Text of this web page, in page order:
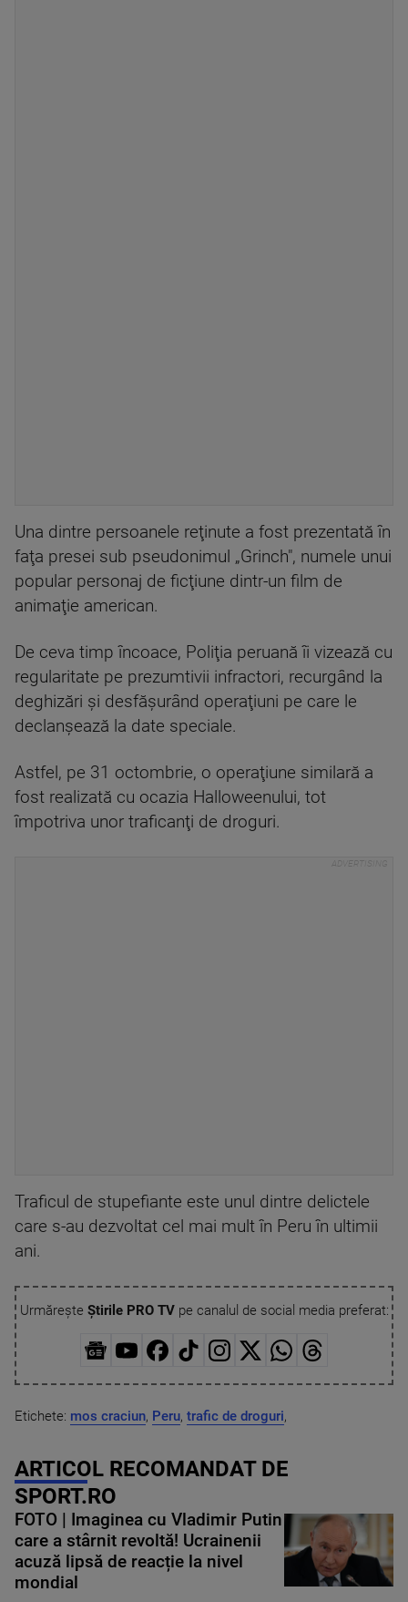
Una dintre persoanele reţinute a fost prezentată în
faţa presei sub pseudonimul „Grinch", numele unui
popular personaj de ficţiune dintr-un film de
animaţie american.
De ceva timp încoace, Poliţia peruană îi vizează cu
regularitate pe prezumtivii infractori, recurgând la
deghizări şi desfăşurând operaţiuni pe care le
declanşează la date speciale.
Astfel, pe 31 octombrie, o operaţiune similară a
fost realizată cu ocazia Halloweenului, tot
împotriva unor traficanţi de droguri.
Traficul de stupefiante este unul dintre delictele
care s-au dezvoltat cel mai mult în Peru în ultimii
ani.
Urmărește Știrile PRO TVpe canalul de social media preferat:
Etichete: mos craciun, Peru, trafic de droguri,
ARTICOL RECOMANDAT DE
SPORT.RO
FOTO | Imaginea cu Vladimir Putin
care a stârnit revoltă! Ucrainenii
acuză lipsă de reacție la nivel
mondial